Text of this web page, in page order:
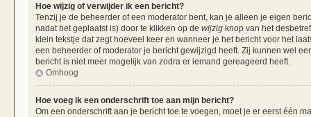
Hoe wijzig of verwijder ik een bericht?
Tenzij je de beheerder of een moderator bent, kan je alleen je eigen
nadat het geplaatst is) door te klikken op de wijzig knop van het
klein tekstje dat zegt hoeveel keer en wanneer je het bericht voor het
een beheerder of moderator je bericht gewijzigd heeft. Zij kunnen wel
bericht is niet meer mogelijk van zodra er iemand gereageerd heeft.
Omhoog
Hoe voeg ik een onderschrift toe aan mijn bericht?
Om een onderschrift aan je bericht toe te voegen, moet je er eerst één